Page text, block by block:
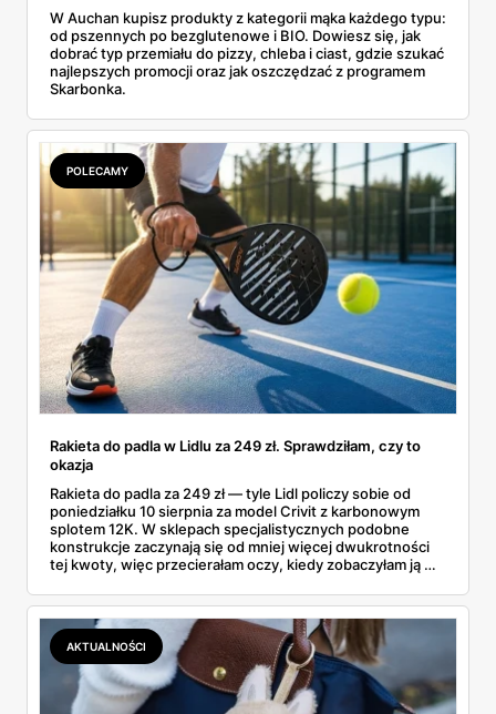
W Auchan kupisz produkty z kategorii mąka każdego typu:
od pszennych po bezglutenowe i BIO. Dowiesz się, jak
dobrać typ przemiału do pizzy, chleba i ciast, gdzie szukać
najlepszych promocji oraz jak oszczędzać z programem
Skarbonka.
POLECAMY
Rakieta do padla w Lidlu za 249 zł. Sprawdziłam, czy to
okazja
Rakieta do padla za 249 zł — tyle Lidl policzy sobie od
poniedziałku 10 sierpnia za model Crivit z karbonowym
splotem 12K. W sklepach specjalistycznych podobne
konstrukcje zaczynają się od mniej więcej dwukrotności
tej kwoty, więc przecierałam oczy, kiedy zobaczyłam ją w
najszybciej rosnący sport w Polsce: kortów przybywa
lawinowo, a chętnych jeszcze szybciej. Sprawdziłam, co
dokładnie dostajemy za te pieniądze i komu taka rakieta
faktycznie wystarczy.
AKTUALNOŚCI